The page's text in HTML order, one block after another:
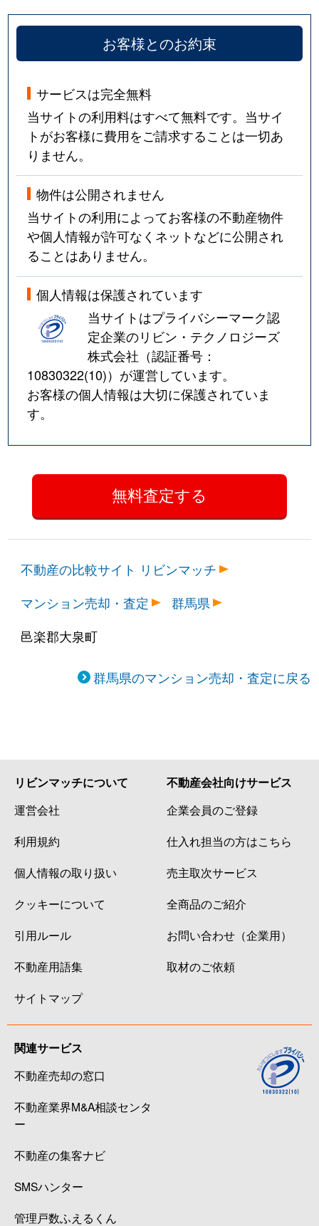
お客様とのお約束
サービスは完全無料
当サイトの利用料はすべて無料です。当サイ
トがお客様に費用をご請求することは一切あ
りません。
物件は公開されません
当サイトの利用によってお客様の不動産物件
や個人情報が許可なくネットなどに公開され
ることはありません。
個人情報は保護されています
当サイトはプライバシーマーク認
定企業のリビン・テクノロジーズ
株式会社（認証番号：
10830322(10)）が運営しています。
お客様の個人情報は大切に保護されていま
す。
不動産の比較サイト リビンマッチ
マンション売却・査定
群馬県
邑楽郡大泉町
群馬県のマンション売却・査定に戻る
リビンマッチについて
運営会社
利用規約
個人情報の取り扱い
クッキーについて
引用ルール
不動産用語集
サイトマップ
不動産会社向けサービス
企業会員のご登録
仕入れ担当の方はこちら
売主取次サービス
全商品のご紹介
お問い合わせ（企業用）
取材のご依頼
関連サービス
不動産売却の窓口
不動産業界M&A相談センタ
ー
不動産の集客ナビ
SMSハンター
管理戸数ふえるくん